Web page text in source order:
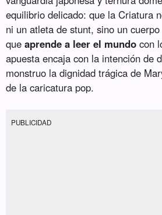
equilibrio delicado: que la Criatura
ni un atleta de stunt, sino un
queaprende a leer el mundo con
apuesta encaja con la intención de
monstruo la dignidad trágica de
de la caricatura pop.
PUBLICIDAD